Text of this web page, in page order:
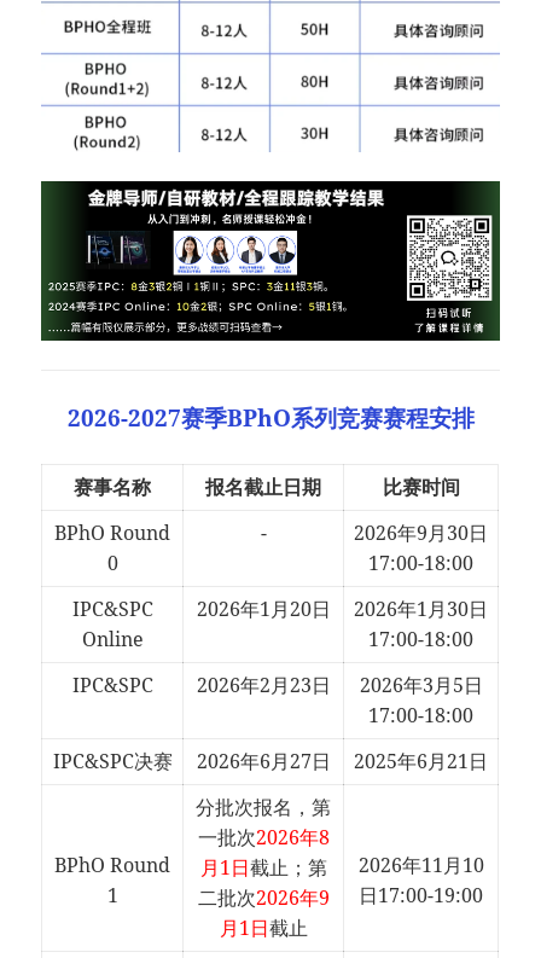
2026-2027赛季BPhO系列竞赛赛程安排
赛事名称 报名截止日期
比赛时间
BPhO Round
0
-
2026年9月30日
17:00-18:00
IPC&SPC
Online
2026年1月20日
2026年1月30日
17:00-18:00
IPC&SPC
2026年2月23日
2026年3月5日
17:00-18:00
IPC&SPC决赛
2026年6月27日 2025年6月21日
BPhO Round
1
分批次报名，第
一批次2026年8
月1日截止；第
二批次2026年9
月1日截止
2026年11月10
日17:00-19:00